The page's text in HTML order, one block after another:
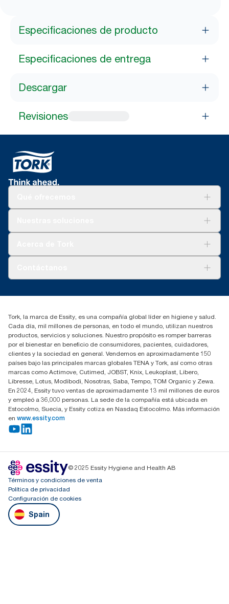
Especificaciones de producto
Especificaciones de entrega
Descargar
Revisiones
91 657 84 00
Tork, la marca de Essity, es una compañía global líder en higiene y salud.
Cada día, mil millones de personas, en todo el mundo, utilizan nuestros
productos, servicios y soluciones. Nuestro propósito es romper barreras
por el bienestar en beneficio de consumidores, pacientes, cuidadores,
clientes y la sociedad en general. Vendemos en aproximadamente 150
países bajo las principales marcas globales TENA y Tork, así como otras
marcas como Actimove, Cutimed, JOBST, Knix, Leukoplast, Libero,
Libresse, Lotus, Modibodi, Nosotras, Saba, Tempo, TOM Organic y Zewa.
En 2024, Essity tuvo ventas de aproximadamente 13 mil millones de euros
y empleó a 36,000 personas. La sede de la compañía está ubicada en
Estocolmo, Suecia, y Essity cotiza en Nasdaq Estocolmo. Más información
en www.essity.com
© 2025 Essity Hygiene and Health AB
Términos y condiciones de venta
Política de privacidad
Configuración de cookies
Spain